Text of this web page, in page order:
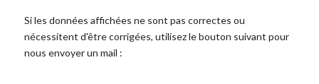
Si les données affichées ne sont pas correctes ou
nécessitent d'être corrigées, utilisez le bouton suivant pour
nous envoyer un mail :